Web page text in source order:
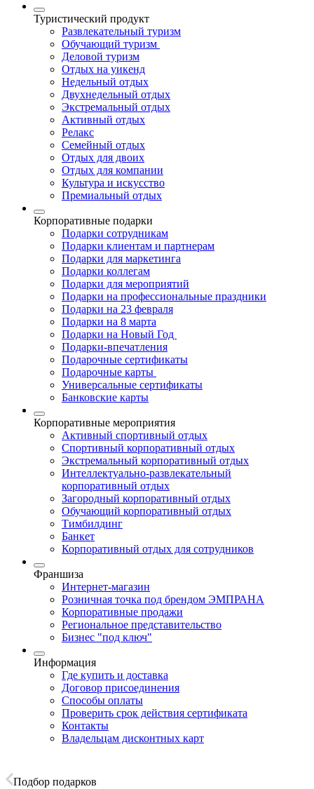
Туристический продукт
Развлекательный туризм
Обучающий туризм
Деловой туризм
Отдых на уикенд
Недельный отдых
Двухнедельный отдых
Экстремальный отдых
Активный отдых
Релакс
Семейный отдых
Отдых для двоих
Отдых для компании
Культура и искусство
Премиальный отдых
Корпоративные подарки
Подарки сотрудникам
Подарки клиентам и партнерам
Подарки для маркетинга
Подарки коллегам
Подарки для мероприятий
Подарки на профессиональные праздники
Подарки на 23 февраля
Подарки на 8 марта
Подарки на Новый Год
Подарки-впечатления
Подарочные сертификаты
Подарочные карты
Универсальные сертификаты
Банковские карты
Корпоративные мероприятия
Активный спортивный отдых
Спортивный корпоративный отдых
Экстремальный корпоративный отдых
Интеллектуально-развлекательный
корпоративный отдых
Загородный корпоративный отдых
Обучающий корпоративный отдых
Тимбилдинг
Банкет
Корпоративный отдых для сотрудников
Франшиза
Интернет-магазин
Розничная точка под брендом ЭМПРАНА
Корпоративные продажи
Региональное представительство
Бизнес "под ключ"
Информация
Где купить и доставка
Договор присоединения
Способы оплаты
Проверить срок действия сертификата
Контакты
Владельцам дисконтных карт
Подбор подарков